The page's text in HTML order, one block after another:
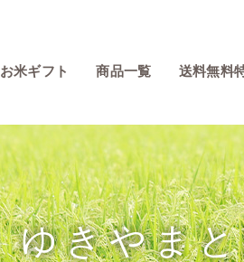
お米ギフト 商品一覧 送料無料
ゆきやま